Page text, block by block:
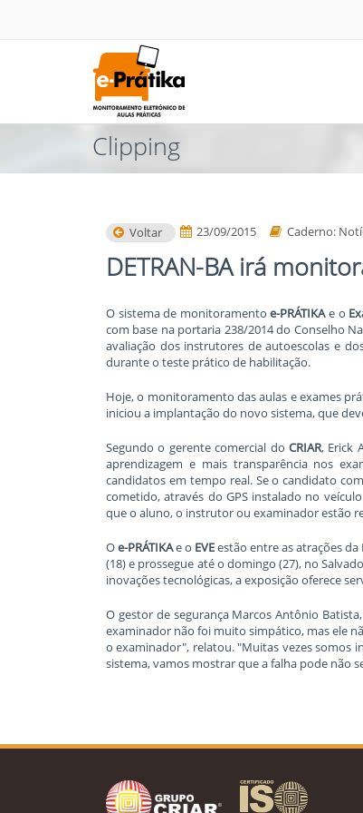
Clipping
Voltar 23/09/2015 Caderno:
DETRAN-BA irá
O sistema de monitoramentoe-PRÁTIKAe o
com base na portaria 238/2014 do Conselho
avaliação dos instrutores de autoescolas e
durante o teste prático de habilitação.
Hoje, o monitoramento das aulas e exames
iniciou a implantação do novo sistema, que
Segundo o gerente comercial do CRIAR, Erick
aprendizagem e mais transparência nos
candidatos em tempo real. Se o candidato
cometido, através do GPS instalado no
que o aluno, o instrutor ou examinador estão
Oe-PRÁTIKAe o EVEestão entre as atrações da
(18) e prossegue até o domingo (27), no
inovações tecnológicas, a exposição oferece
O gestor de segurança Marcos Antônio
examinador não foi muito simpático, mas ele
o examinador", relatou. "Muitas vezes somos
sistema, vamos mostrar que a falha pode não